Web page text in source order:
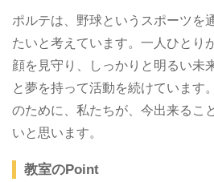
ポルテは、野球というスポーツを
たいと考えています。一人ひとり
顔を見守り、しっかりと明るい未
と夢を持って活動を続けています
のために、私たちが、今出来るこ
いと思います。
教室のPoint